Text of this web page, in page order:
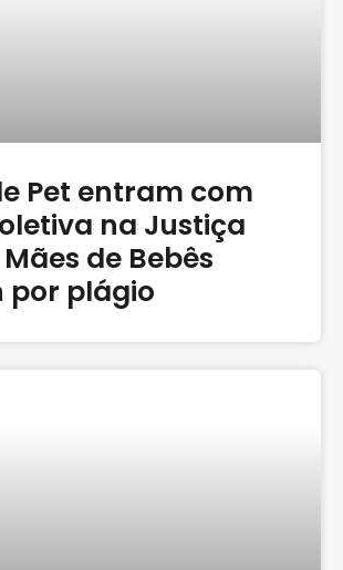
Pet entram com
na Justiça
de Bebês
por plágio